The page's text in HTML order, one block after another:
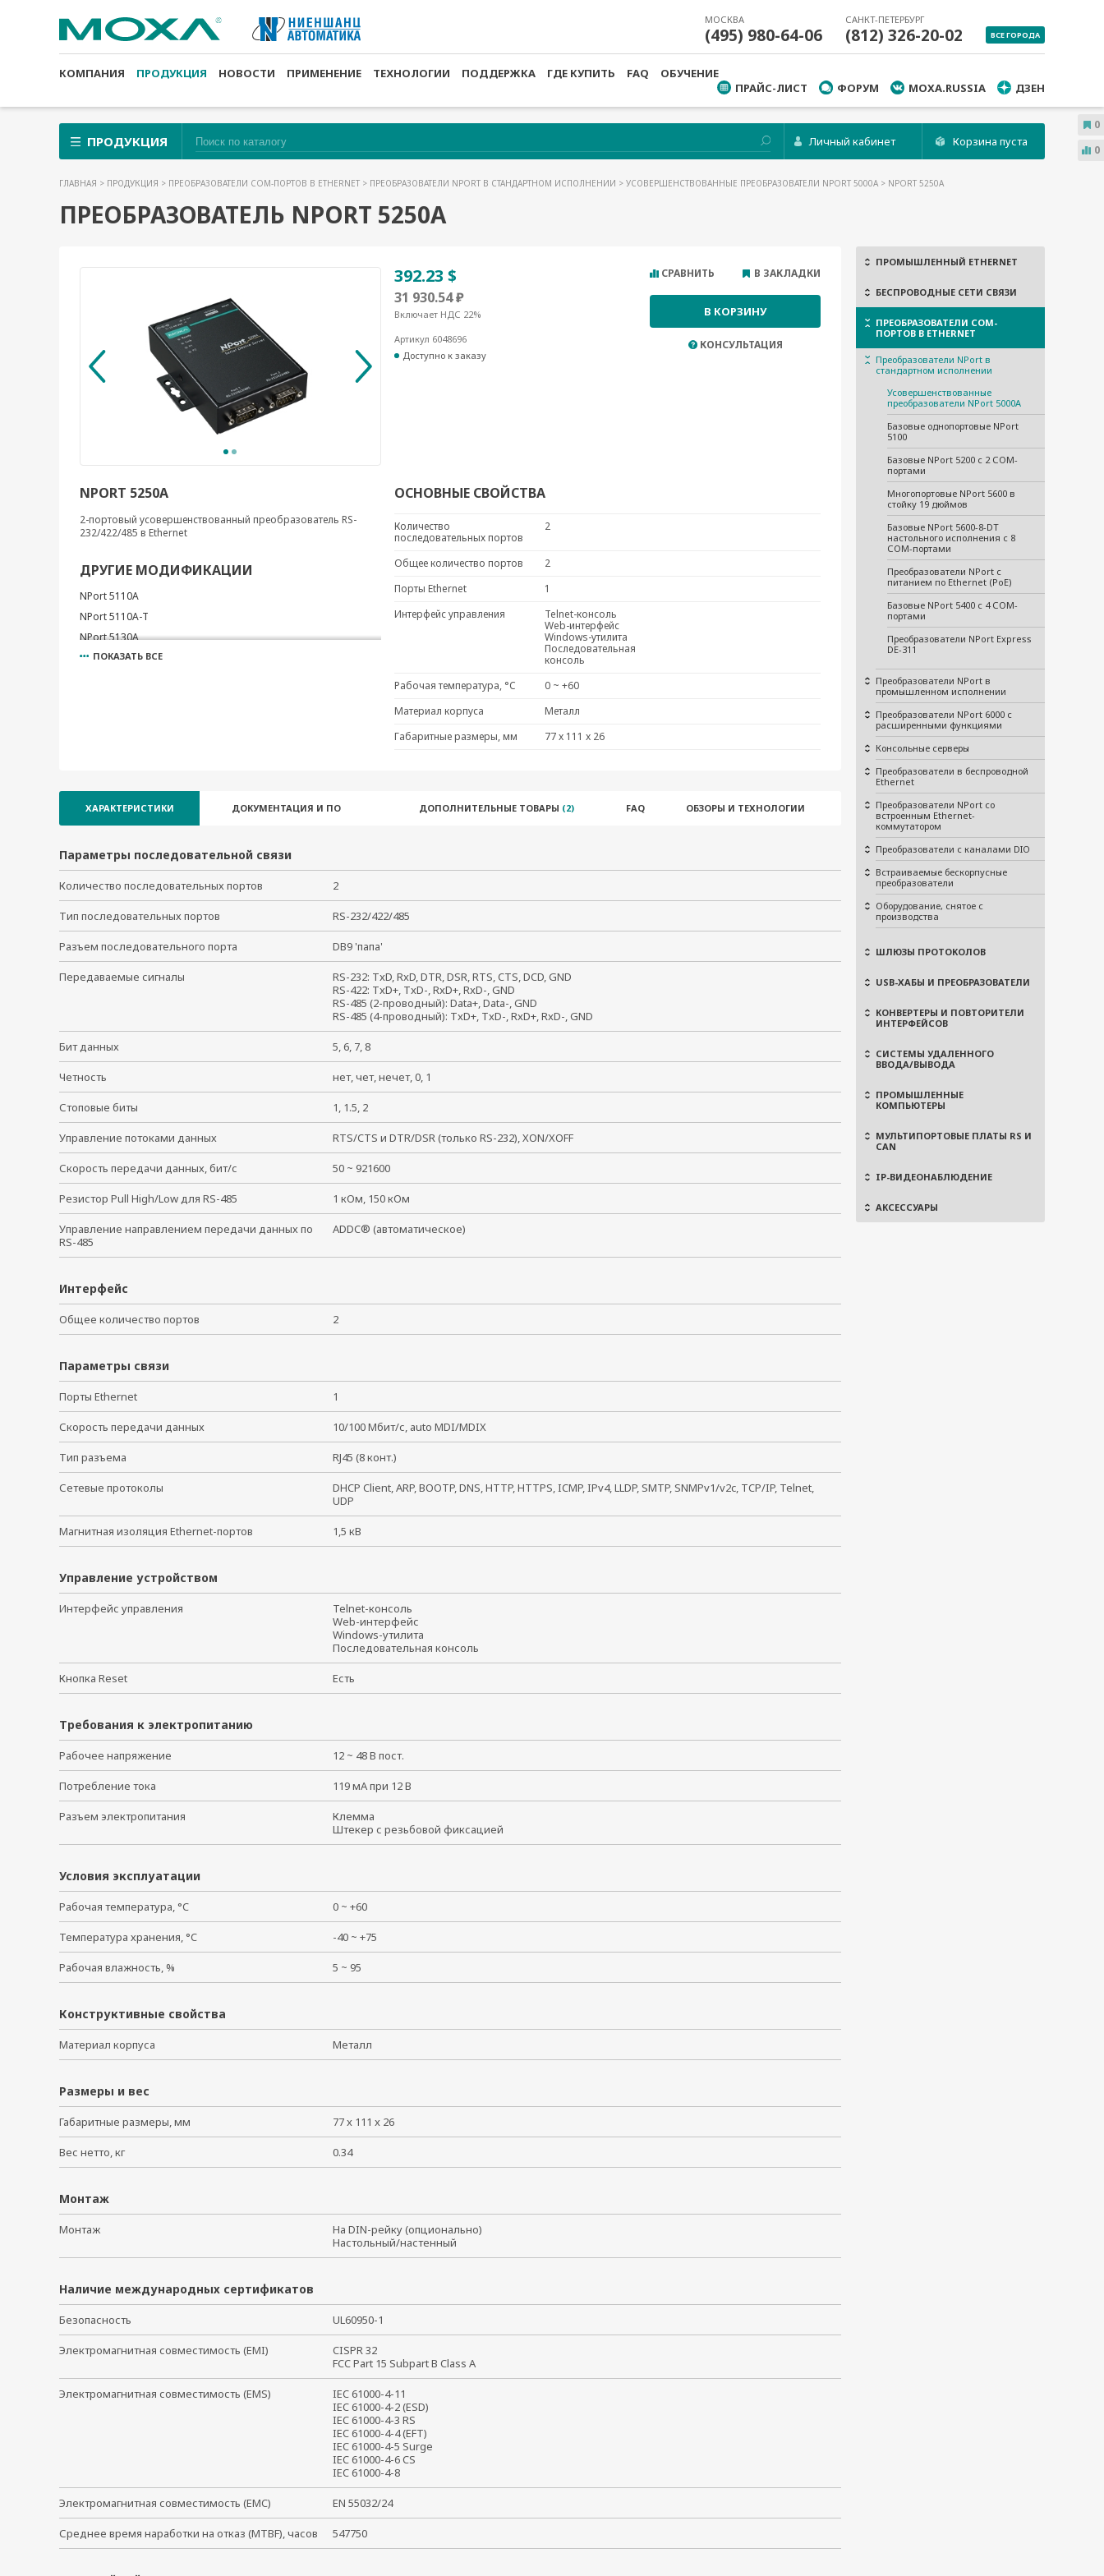
МОСКВА
(495) 980-64-06
САНКТ-ПЕТЕРБУРГ
(812) 326-20-02 ВСЕ ГОРОДА
КОМПАНИЯ ПРОДУКЦИЯ НОВОСТИ ПРИМЕНЕНИЕ ТЕХНОЛОГИИ ПОДДЕРЖКА ГДЕ КУПИТЬ FAQ
ОБУЧЕНИЕ
ПРАЙС-ЛИСТ
ФОРУМ MOXA.RUSSIA ДЗЕН
ПРОДУКЦИЯ Личный кабинет Корзина пуста
ГЛАВНАЯ > ПРОДУКЦИЯ > ПРЕОБРАЗОВАТЕЛИ COM-ПОРТОВ В ETHERNET > ПРЕОБРАЗОВАТЕЛИ NPORT В СТАНДАРТНОМ ИСПОЛНЕНИИ > УСОВЕРШЕНСТВОВАННЫЕ ПРЕОБРАЗОВАТЕЛИ NPORT 5000A > NPORT 5250A
ПРЕОБРАЗОВАТЕЛЬ NPORT 5250A
ПРОМЫШЛЕННЫЙ ETHERNET
БЕСПРОВОДНЫЕ СЕТИ СВЯЗИ
ПРЕОБРАЗОВАТЕЛИ COM-
ПОРТОВ В ETHERNET
Преобразователи NPort в
стандартном исполнении
Усовершенствованные
преобразователи NPort 5000A
Базовые однопортовые NPort
5100
Базовые NPort 5200 с 2 СОМ-
портами
Многопортовые NPort 5600 в
стойку 19 дюймов
Базовые NPort 5600-8-DT
настольного исполнения с 8
СОМ-портами
Преобразователи NPort с
питанием по Ethernet (PoE)
Базовые NPort 5400 с 4 СОМ-
портами
Преобразователи NPort Express
DE-311
Преобразователи NPort в
промышленном исполнении
Преобразователи NPort 6000 с
расширенными функциями
Консольные серверы
Преобразователи в беспроводной
Ethernet
Преобразователи NPort со
встроенным Ethernet-
коммутатором
Преобразователи с каналами DIO
Встраиваемые бескорпусные
преобразователи
Оборудование, снятое с
производства
ШЛЮЗЫ ПРОТОКОЛОВ
USB-ХАБЫ И ПРЕОБРАЗОВАТЕЛИ
КОНВЕРТЕРЫ И ПОВТОРИТЕЛИ
ИНТЕРФЕЙСОВ
СИСТЕМЫ УДАЛЕННОГО
ВВОДА/ВЫВОДА
ПРОМЫШЛЕННЫЕ
КОМПЬЮТЕРЫ
МУЛЬТИПОРТОВЫЕ ПЛАТЫ RS И
CAN
IP-ВИДЕОНАБЛЮДЕНИЕ
АКСЕССУАРЫ
392.23 $
31 930.54 ₽
Включает НДС 22%
Артикул 6048696
Доступно к заказу
СРАВНИТЬ В ЗАКЛАДКИ
В КОРЗИНУ
КОНСУЛЬТАЦИЯ
NPORT 5250A
2-портовый усовершенствованный преобразователь RS-
232/422/485 в Ethernet
ДРУГИЕ МОДИФИКАЦИИ
NPort 5110A
NPort 5110A-T
NPort 5130A
NPort 5130A-T
ПОКАЗАТЬ ВСЕ
ОСНОВНЫЕ СВОЙСТВА
Количество
последовательных портов
2
Общее количество портов
2
Порты Ethernet
1
Интерфейс управления
Telnet-консоль
Web-интерфейс
Windows-утилита
Последовательная
консоль
Рабочая температура, °C
0 ~ +60
Материал корпуса
Металл
Габаритные размеры, мм
77 x 111 x 26
ХАРАКТЕРИСТИКИ ДОКУМЕНТАЦИЯ И ПО ДОПОЛНИТЕЛЬНЫЕ ТОВАРЫ (2) FAQ ОБЗОРЫ И ТЕХНОЛОГИИ
Параметры последовательной связи
Количество последовательных портов 2
Тип последовательных портов RS-232/422/485
Разъем последовательного порта DB9 'папа'
Передаваемые сигналы
RS-232: TxD, RxD, DTR, DSR, RTS, CTS, DCD, GND
RS-422: TxD+, TxD-, RxD+, RxD-, GND
RS-485 (2-проводный): Data+, Data-, GND
RS-485 (4-проводный): TxD+, TxD-, RxD+, RxD-, GND
Бит данных 5, 6, 7, 8
Четность нет, чет, нечет, 0, 1
Стоповые биты 1, 1.5, 2
Управление потоками данных RTS/CTS и DTR/DSR (только RS-232), XON/XOFF
Скорость передачи данных, бит/с 50 ~ 921600
Резистор Pull High/Low для RS-485 1 кОм, 150 кОм
Управление направлением передачи данных по
RS-485
ADDC® (автоматическое)
Интерфейс
Общее количество портов 2
Параметры связи
Порты Ethernet 1
Скорость передачи данных 10/100 Мбит/с, auto MDI/MDIX
Тип разъема RJ45 (8 конт.)
Сетевые протоколы
DHCP Client, ARP, BOOTP, DNS, HTTP, HTTPS, ICMP, IPv4, LLDP, SMTP, SNMPv1/v2c, TCP/IP, Telnet,
UDP
Магнитная изоляция Ethernet-портов 1,5 кВ
Управление устройством
Интерфейс управления
Telnet-консоль
Web-интерфейс
Windows-утилита
Последовательная консоль
Кнопка Reset Есть
Требования к электропитанию
Рабочее напряжение 12 ~ 48 В пост.
Потребление тока 119 мА при 12 В
Разъем электропитания
Клемма
Штекер с резьбовой фиксацией
Условия эксплуатации
Рабочая температура, °C 0 ~ +60
Температура хранения, °C -40 ~ +75
Рабочая влажность, % 5 ~ 95
Конструктивные свойства
Материал корпуса Металл
Размеры и вес
Габаритные размеры, мм 77 x 111 x 26
Вес нетто, кг 0.34
Монтаж
Монтаж
На DIN-рейку (опционально)
Настольный/настенный
Наличие международных сертификатов
Безопасность UL60950-1
Электромагнитная совместимость (EMI)
CISPR 32
FCC Part 15 Subpart B Class A
Электромагнитная совместимость (EMS)
IEC 61000-4-11
IEC 61000-4-2 (ESD)
IEC 61000-4-3 RS
IEC 61000-4-4 (EFT)
IEC 61000-4-5 Surge
IEC 61000-4-6 CS
IEC 61000-4-8
Электромагнитная совместимость (EMC) EN 55032/24
Среднее время наработки на отказ (MTBF), часов 547750
0
0